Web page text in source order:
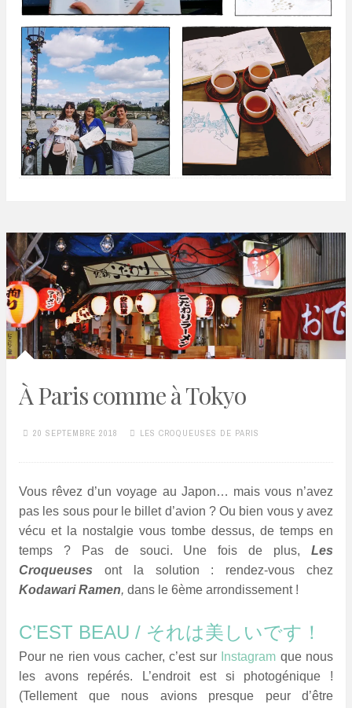
À Paris comme à Tokyo
20 SEPTEMBRE 2018 LES CROQUEUSES DE PARIS
Vous rêvez d’un voyage au Japon… mais vous n’avez
pas les sous pour le billet d’avion ? Ou bien vous y avez
vécu et la nostalgie vous tombe dessus, de temps en
temps ? Pas de souci. Une fois de plus, Les
Croqueuses ont la solution : rendez-vous chez
Kodawari Ramen, dans le 6ème arrondissement !
C’EST BEAU / それは美しいです！
Pour ne rien vous cacher, c’est sur Instagram que nous
les avons repérés. L’endroit est si photogénique !
(Tellement que nous avions presque peur d’être